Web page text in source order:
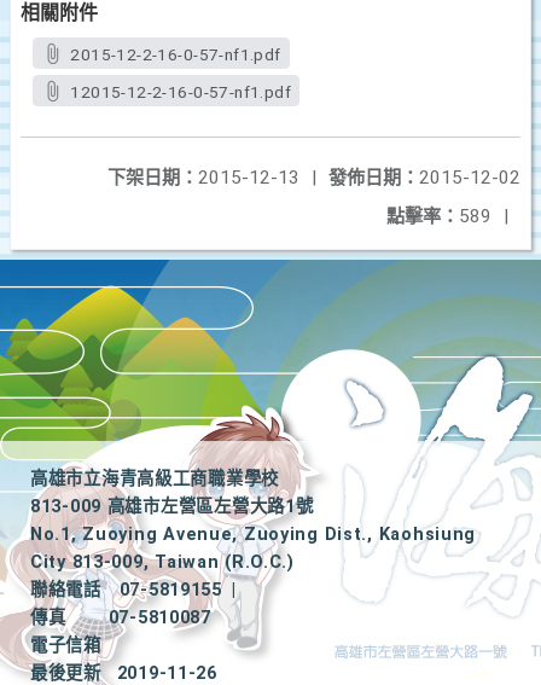
相關附件
2015-12-2-16-0-57-nf1.pdf
12015-12-2-16-0-57-nf1.pdf
發佈日期： 2015-12-02
下架日期： 2015-12-13
|
點擊率： 589 |
高雄市立海青高級工商職業學校
813-009 高雄市左營區左營大路1號
No.1, Zuoying Avenue, Zuoying Dist., Kaohsiung
City 813-009, Taiwan (R.O.C.)
聯絡電話
07-5819155
|
傳真
07-5810087
電子信箱
最後更新
2019-11-26